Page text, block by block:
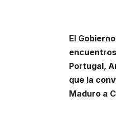
El
Portugal,
que la
Maduro a